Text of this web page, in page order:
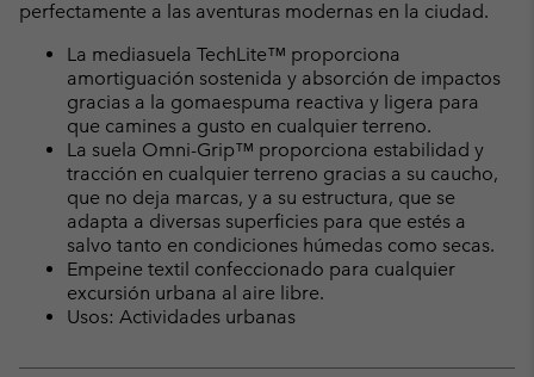
perfectamente a las aventuras modernas en la ciudad.
La mediasuela TechLite™ proporciona
amortiguación sostenida y absorción de impactos
gracias a la gomaespuma reactiva y ligera para
que camines a gusto en cualquier terreno.
La suela Omni-Grip™ proporciona estabilidad y
tracción en cualquier terreno gracias a su caucho,
que no deja marcas, y a su estructura, que se
adapta a diversas superficies para que estés a
salvo tanto en condiciones húmedas como secas.
Empeine textil confeccionado para cualquier
excursión urbana al aire libre.
Usos: Actividades urbanas